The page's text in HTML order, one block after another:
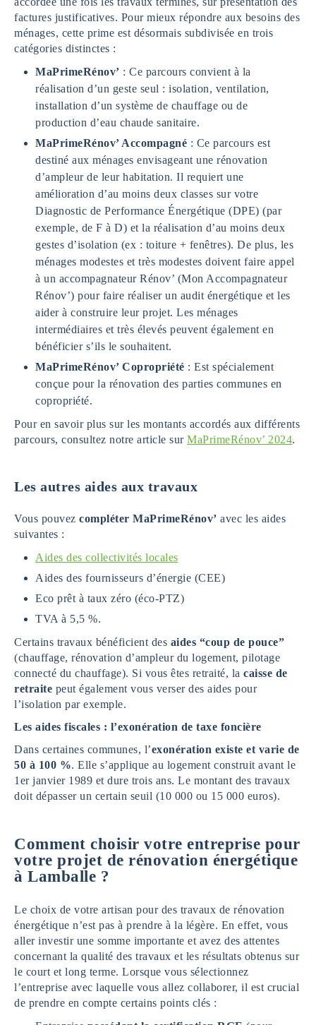
factures justificatives. Pour mieux répondre aux besoins des
ménages, cette prime est désormais subdivisée en trois
catégories distinctes :
MaPrimeRénov’ : Ce parcours convient à la
réalisation d’un geste seul : isolation, ventilation,
installation d’un système de chauffage ou de
production d’eau chaude sanitaire.
MaPrimeRénov’ Accompagné : Ce parcours est
destiné aux ménages envisageant une rénovation
d’ampleur de leur habitation. Il requiert une
amélioration d’au moins deux classes sur votre
Diagnostic de Performance Énergétique (DPE) (par
exemple, de F à D) et la réalisation d’au moins deux
gestes d’isolation (ex : toiture + fenêtres). De plus, les
ménages modestes et très modestes doivent faire appel
à un accompagnateur Rénov’ (Mon Accompagnateur
Rénov’) pour faire réaliser un audit énergétique et les
aider à construire leur projet. Les ménages
intermédiaires et très élevés peuvent également en
bénéficier s’ils le souhaitent.
MaPrimeRénov’ Copropriété : Est spécialement
conçue pour la rénovation des parties communes en
copropriété.
Pour en savoir plus sur les montants accordés aux différents
parcours, consultez notre article sur MaPrimeRénov’ 2024.
Les autres aides aux travaux
Vous pouvez compléter MaPrimeRénov’ avec les aides
suivantes :
Aides des collectivités locales
Aides des fournisseurs d’énergie (CEE)
Eco prêt à taux zéro (éco-PTZ)
TVA à 5,5 %.
Certains travaux bénéficient des aides “coup de pouce”
(chauffage, rénovation d’ampleur du logement, pilotage
connecté du chauffage). Si vous êtes retraité, la caisse de
retraite peut également vous verser des aides pour
l’isolation par exemple.
Les aides fiscales : l’exonération de taxe foncière
Dans certaines communes, l’exonération existe et varie de
50 à 100 %. Elle s’applique au logement construit avant le
1er janvier 1989 et dure trois ans. Le montant des travaux
doit dépasser un certain seuil (10 000 ou 15 000 euros).
Comment choisir votre entreprise pour
votre projet de rénovation énergétique
à Lamballe ?
Le choix de votre artisan pour des travaux de rénovation
énergétique n’est pas à prendre à la légère. En effet, vous
aller investir une somme importante et avez des attentes
concernant la qualité des travaux et les résultats obtenus sur
le court et long terme. Lorsque vous sélectionnez
l’entreprise avec laquelle vous allez collaborer, il est crucial
de prendre en compte certains points clés :